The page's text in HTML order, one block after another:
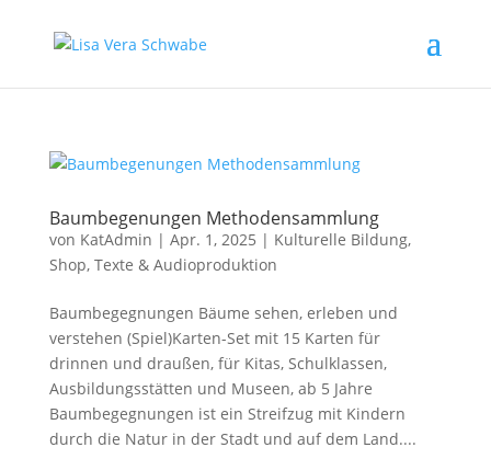
Baumbegenungen Methodensammlung
von KatAdmin | Apr. 1, 2025 | Kulturelle Bildung,
Shop, Texte & Audioproduktion
Baumbegegnungen Bäume sehen, erleben und
verstehen (Spiel)Karten-Set mit 15 Karten für
drinnen und draußen, für Kitas, Schulklassen,
Ausbildungsstätten und Museen, ab 5 Jahre
Baumbegegnungen ist ein Streifzug mit Kindern
durch die Natur in der Stadt und auf dem Land....